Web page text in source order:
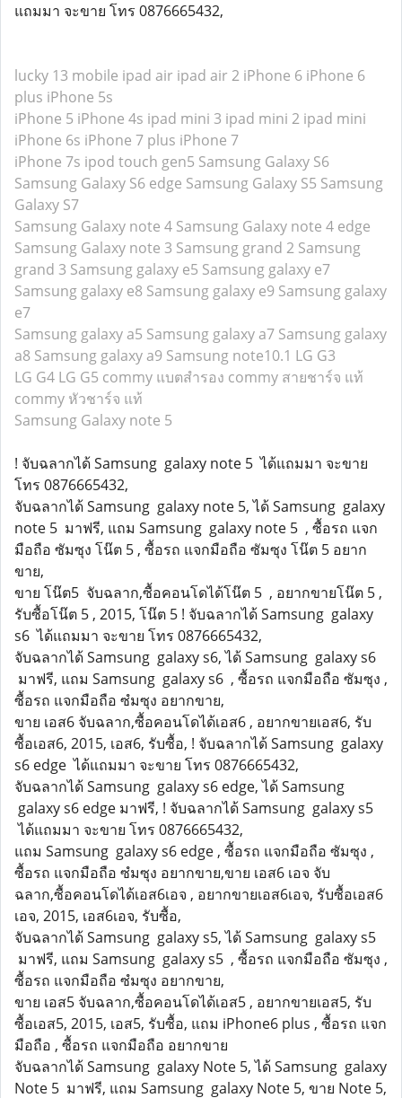
แถมมา จะขาย โทร 0876665432,
lucky 13 mobile ipad air ipad air 2 iPhone 6 iPhone 6
plus iPhone 5s
iPhone 5 iPhone 4s ipad mini 3 ipad mini 2 ipad mini
iPhone 6s iPhone 7 plus iPhone 7
iPhone 7s ipod touch gen5 Samsung Galaxy S6
Samsung Galaxy S6 edge Samsung Galaxy S5 Samsung
Galaxy S7
Samsung Galaxy note 4 Samsung Galaxy note 4 edge
Samsung Galaxy note 3 Samsung grand 2 Samsung
grand 3 Samsung galaxy e5 Samsung galaxy e7
Samsung galaxy e8 Samsung galaxy e9 Samsung galaxy
e7
Samsung galaxy a5 Samsung galaxy a7 Samsung galaxy
a8 Samsung galaxy a9 Samsung note10.1 LG G3
LG G4 LG G5 commy แบตสำรอง commy สายชาร์จ แท้
commy หัวชาร์จ แท้
Samsung Galaxy note 5
! จับฉลากได้ Samsung galaxy note 5 ได้แถมมา จะขาย
โทร 0876665432,
จับฉลากได้ Samsung galaxy note 5, ได้ Samsung galaxy
note 5 มาฟรี, แถม Samsung galaxy note 5 , ซื้อรถ แจก
มือถือ ซัมซุง โน๊ต 5 , ซื้อรถ แจกมือถือ ซัมซุง โน๊ต 5 อยาก
ขาย,
ขาย โน๊ต5 จับฉลาก,ซื้อคอนโดได้โน๊ต 5 , อยากขายโน๊ต 5 ,
รับซื้อโน๊ต 5 , 2015, โน๊ต 5 ! จับฉลากได้ Samsung galaxy
s6 ได้แถมมา จะขาย โทร 0876665432,
จับฉลากได้ Samsung galaxy s6, ได้ Samsung galaxy s6
มาฟรี, แถม Samsung galaxy s6 , ซื้อรถ แจกมือถือ ซัมซุง ,
ซื้อรถ แจกมือถือ ซํมซุง อยากขาย,
ขาย เอส6 จับฉลาก,ซื้อคอนโดได้เอส6 , อยากขายเอส6, รับ
ซื้อเอส6, 2015, เอส6, รับซื้อ, ! จับฉลากได้ Samsung galaxy
s6 edge ได้แถมมา จะขาย โทร 0876665432,
จับฉลากได้ Samsung galaxy s6 edge, ได้ Samsung
galaxy s6 edge มาฟรี, ! จับฉลากได้ Samsung galaxy s5
ได้แถมมา จะขาย โทร 0876665432,
แถม Samsung galaxy s6 edge , ซื้อรถ แจกมือถือ ซัมซุง ,
ซื้อรถ แจกมือถือ ซํมซุง อยากขาย,ขาย เอส6 เอจ จับ
ฉลาก,ซื้อคอนโดได้เอส6เอจ , อยากขายเอส6เอจ, รับซื้อเอส6
เอจ, 2015, เอส6เอจ, รับซื้อ,
จับฉลากได้ Samsung galaxy s5, ได้ Samsung galaxy s5
มาฟรี, แถม Samsung galaxy s5 , ซื้อรถ แจกมือถือ ซัมซุง ,
ซื้อรถ แจกมือถือ ซํมซุง อยากขาย,
ขาย เอส5 จับฉลาก,ซื้อคอนโดได้เอส5 , อยากขายเอส5, รับ
ซื้อเอส5, 2015, เอส5, รับซื้อ, แถม iPhone6 plus , ซื้อรถ แจก
มือถือ , ซื้อรถ แจกมือถือ อยากขาย
จับฉลากได้ Samsung galaxy Note 5, ได้ Samsung galaxy
Note 5 มาฟรี, แถม Samsung galaxy Note 5, ขาย Note 5,